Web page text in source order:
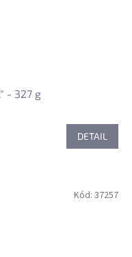
- 327 g
DETAIL
Kód: 37257